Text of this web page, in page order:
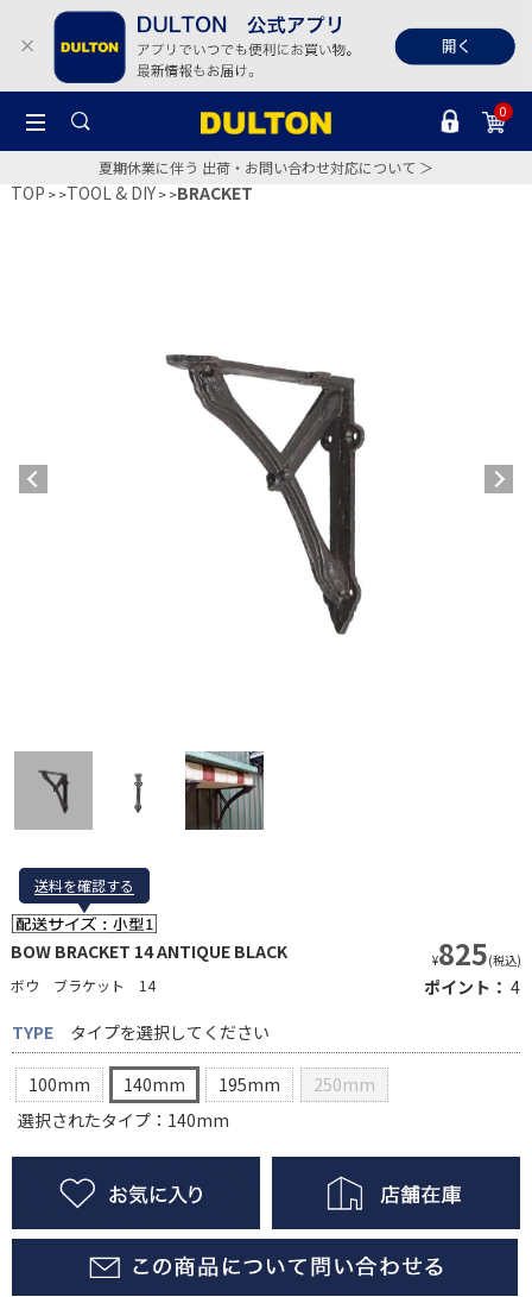
0
夏期休業に伴う 出荷・お問い合わせ対応について ＞
TOP >TOOL & DIY >BRACKET
送料を確認する
送料を確認する
BOW BRACKET 14 ANTIQUE BLACK
ボウ ブラケット 14
¥825(税込)
ポイント： 4
TYPE
タイプを選択してください
100mm 140mm 195mm
250mm
選択されたタイプ：140mm